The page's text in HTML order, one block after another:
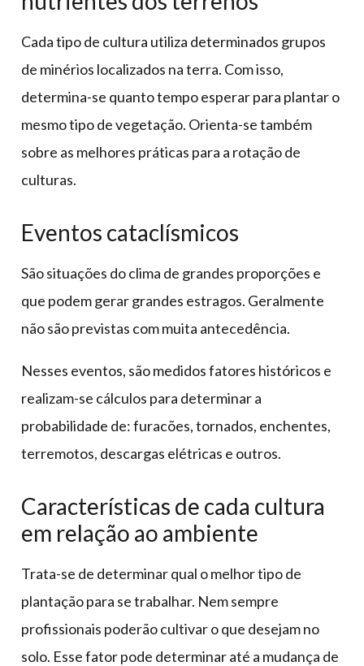
Cada tipo de cultura utiliza determinados grupos
de minérios localizados na terra. Com isso,
determina-se quanto tempo esperar para plantar o
mesmo tipo de vegetação. Orienta-se também
sobre as melhores práticas para a rotação de
culturas.
Eventos cataclísmicos
São situações do clima de grandes proporções e
que podem gerar grandes estragos. Geralmente
não são previstas com muita antecedência.
Nesses eventos, são medidos fatores históricos e
realizam-se cálculos para determinar a
probabilidade de: furacões, tornados, enchentes,
terremotos, descargas elétricas e outros.
Características de cada cultura
em relação ao ambiente
Trata-se de determinar qual o melhor tipo de
plantação para se trabalhar. Nem sempre
profissionais poderão cultivar o que desejam no
solo. Esse fator pode determinar até a mudança de